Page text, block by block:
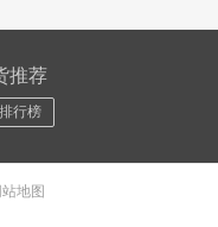
推荐
行榜
站地图